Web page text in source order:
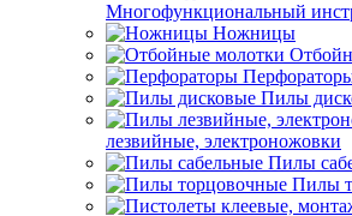
Многофункциональный
Ножницы
Пилы
лезвийные, электроножовки
Пилы
Пилы